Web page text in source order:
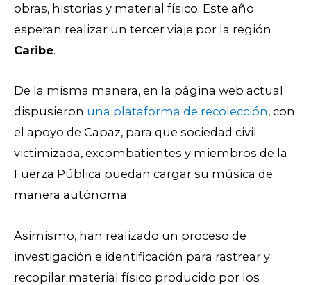
obras, historias y material físico. Este año
esperan realizar un tercer viaje por la región
Caribe.
De la misma manera, en la página web actual
dispusieron una plataforma de recolección, con
el apoyo de Capaz, para que sociedad civil
victimizada, excombatientes y miembros de la
Fuerza Pública puedan cargar su música de
manera autónoma.
Asimismo, han realizado un proceso de
investigación e identificación para rastrear y
recopilar material físico producido por los